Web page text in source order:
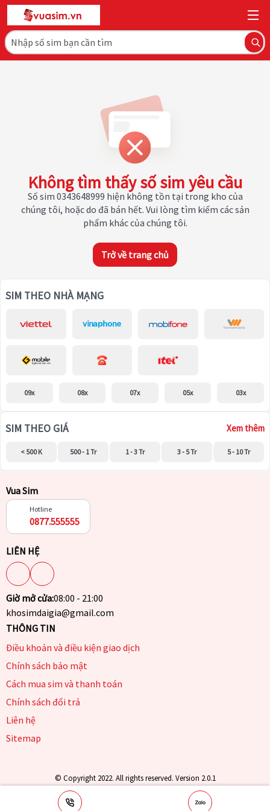
Không tìm thấy số sim yêu cầu
Số sim 0343648999 hiện không tồn tại trong kho của
chúng tôi, hoặc do đã bán hết. Vui lòng tìm kiếm các sản
phẩm khác của chúng tôi.
Trở về trang chủ
SIM THEO NHÀ MẠNG
09x 08x 07x 05x 03x
SIM THEO GIÁ Xem thêm
< 500 K 500 - 1 Tr 1 - 3 Tr 3 - 5 Tr 5 - 10 Tr
Vua Sim
Hotline
0877.555555
LIÊN HỆ
Giờ mở cửa:08:00 - 21:00
khosimdaigia@gmail.com
THÔNG TIN
Điều khoản và điều kiện giao dịch
Chính sách bảo mật
Cách mua sim và thanh toán
Chính sách đổi trả
Liên hệ
Sitemap
© Copyright 2022. All rights reserved. Version 2.0.1